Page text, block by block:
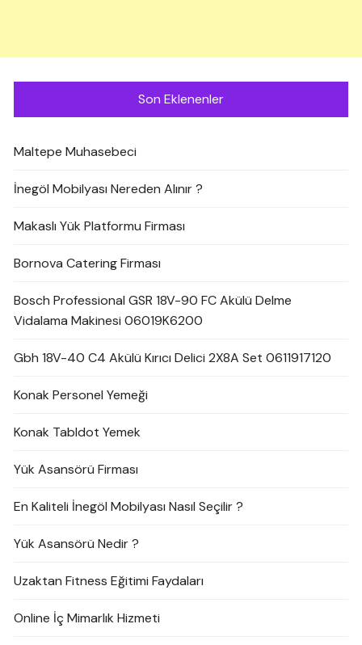
Son Eklenenler
Maltepe Muhasebeci
İnegöl Mobilyası Nereden Alınır ?
Makaslı Yük Platformu Firması
Bornova Catering Firması
Bosch Professional GSR 18V-90 FC Akülü Delme
Vidalama Makinesi 06019K6200
Gbh 18V-40 C4 Akülü Kırıcı Delici 2X8A Set 0611917120
Konak Personel Yemeği
Konak Tabldot Yemek
Yük Asansörü Firması
En Kaliteli İnegöl Mobilyası Nasıl Seçilir ?
Yük Asansörü Nedir ?
Uzaktan Fitness Eğitimi Faydaları
Online İç Mimarlık Hizmeti